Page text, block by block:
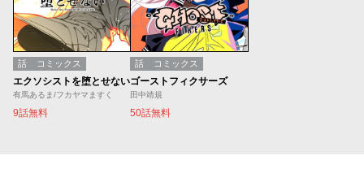
話 コミックス
エクソシストを堕とせない
有馬あるま/フカヤマますく
9話無料
話 コミックス
ゴーストフィクサーズ
田中靖規
50話無料